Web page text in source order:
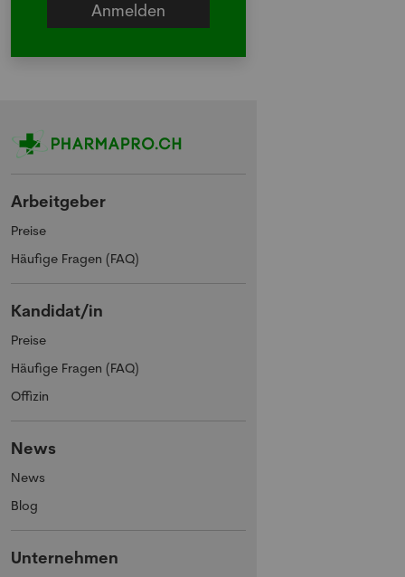
Arbeitgeber
Preise
Häufige Fragen (FAQ)
Kandidat/in
Preise
Häufige Fragen (FAQ)
Offizin
News
News
Blog
Unternehmen